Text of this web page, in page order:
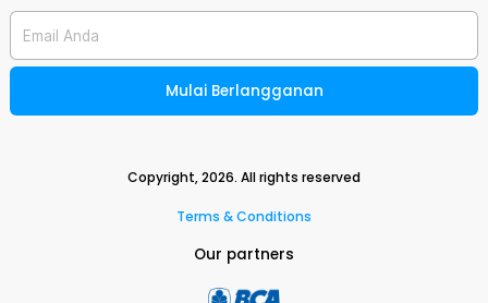
Email Anda
Mulai Berlangganan
Copyright,2026. All rights reserved
Terms & Conditions
Our partners